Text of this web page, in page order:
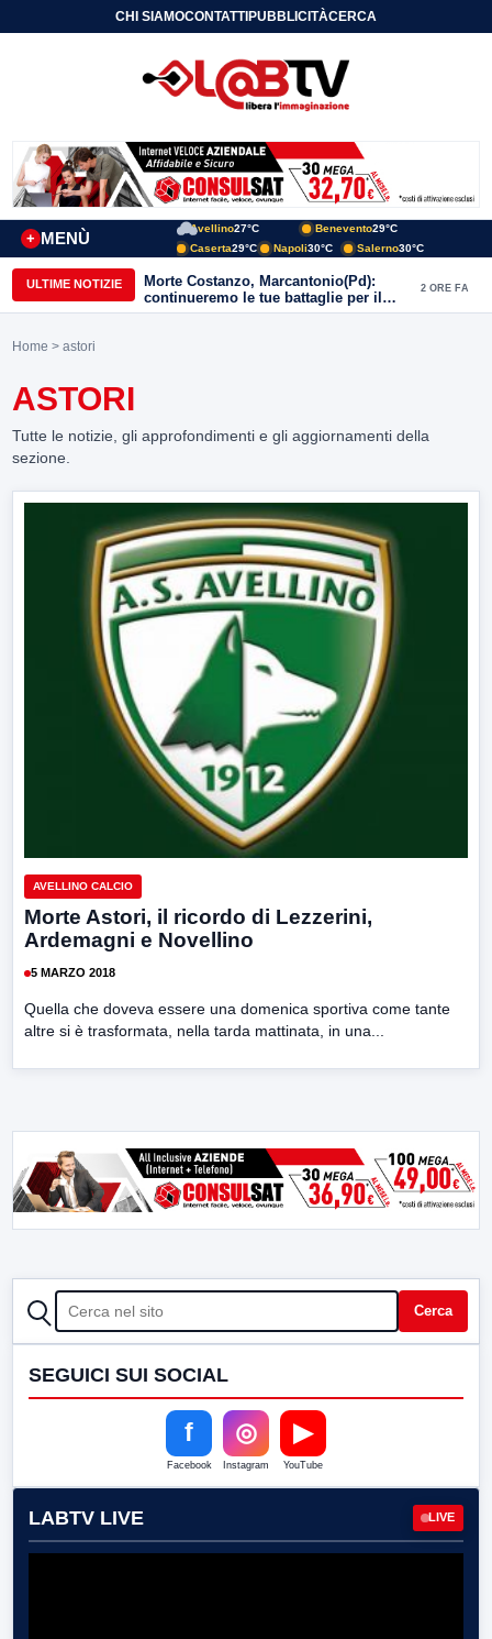
CHI SIAMOCONTATTIPUBBLICITÀCERCA
MENÙ
+
Avellino27°C Benevento29°C
Caserta29°C Napoli30°C Salerno30°C
ULTIME NOTIZIE
Morte Costanzo, Marcantonio(Pd):
continueremo le tue battaglie per il
Sannio
2 ORE FA
Home > astori
ASTORI
Tutte le notizie, gli approfondimenti e gli aggiornamenti della
sezione.
AVELLINO CALCIO
Morte Astori, il ricordo di Lezzerini,
Ardemagni e Novellino
5 MARZO 2018
Quella che doveva essere una domenica sportiva come tante
altre si è trasformata, nella tarda mattinata, in una...
CERCA Cerca
SEGUICI SUI SOCIAL
f
Facebook
◎
Instagram
▶
YouTube
LABTV LIVE LIVE